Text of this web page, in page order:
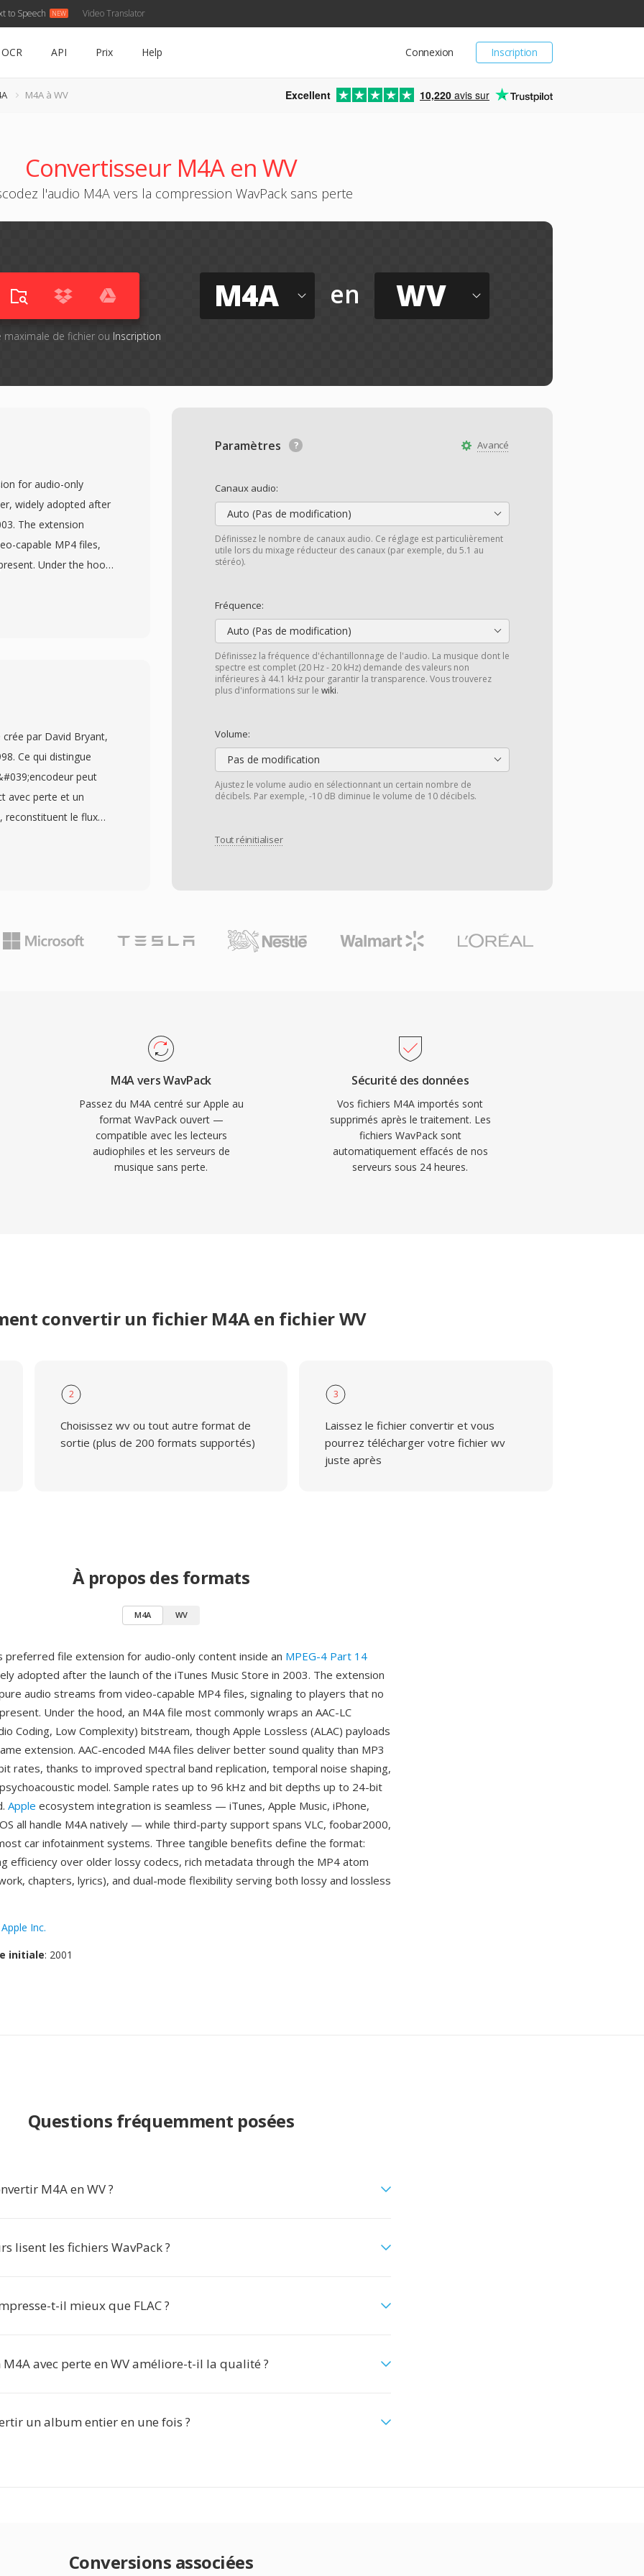
to Speech Video Translator
Inscription
Connexion
OCR API Prix Help
M4A à WV Excellent 10,220 avis sur
Convertisseur M4A en WV
l'audio M4A vers la compression WavPack sans perte
maximale de fichier ou Inscription
M4A en WV
Avancé
Paramètres
Canaux audio:
Auto (Pas de modification)
Définissez le nombre de canaux audio. Ce réglage est particulièrement
utile lors du mixage réducteur des canaux (par exemple, du 5.1 au
stéréo).
Fréquence:
Auto (Pas de modification)
Définissez la fréquence d'échantillonnage de l'audio. La musique dont le
spectre est complet (20 Hz - 20 kHz) demande des valeurs non
inférieures à 44.1 kHz pour garantir la transparence. Vous trouverez
plus d'informations sur le wiki.
Volume:
Pas de modification
Ajustez le volume audio en sélectionnant un certain nombre de
décibels. Par exemple, -10 dB diminue le volume de 10 décibels.
Tout réinitialiser
for audio-only
widely adopted after
The extension
capable MP4 files,
Under the hood,
(Advanced Audio
Apple
— while third-
and most car
define the format:
rich metadata
lyrics), and
workflows.
par David Bryant,
Ce qui distingue
peut
avec perte et un
reconstituent le flux
la portabilité né
DSD, que
taux de compression
ulterieures
le matériel moderne.
licence BSD et a
et de nombreux
chargé dès
feuilles de reperage
les besoins
M4A vers WavPack
Passez du M4A centré sur Apple au
format WavPack ouvert —
compatible avec les lecteurs
audiophiles et les serveurs de
musique sans perte.
Sécurité des données
Vos fichiers M4A importés sont
supprimés après le traitement. Les
fichiers WavPack sont
automatiquement effacés de nos
serveurs sous 24 heures.
convertir un fichier M4A en fichier WV
2
Choisissez wv ou tout autre format de
sortie (plus de 200 formats supportés)
3
Laissez le fichier convertir et vous
pourrez télécharger votre fichier wv
juste après
À propos des formats
M4A WV
preferred file extension for audio-only content inside an MPEG-4 Part 14
adopted after the launch of the iTunes Music Store in 2003. The extension
audio streams from video-capable MP4 files, signaling to players that no
Under the hood, an M4A file most commonly wraps an AAC-LC
Coding, Low Complexity) bitstream, though Apple Lossless (ALAC) payloads
extension. AAC-encoded M4A files deliver better sound quality than MP3
rates, thanks to improved spectral band replication, temporal noise shaping,
model. Sample rates up to 96 kHz and bit depths up to 24-bit
Apple ecosystem integration is seamless — iTunes, Apple Music, iPhone,
all handle M4A natively — while third-party support spans VLC, foobar2000,
car infotainment systems. Three tangible benefits define the format:
efficiency over older lossy codecs, rich metadata through the MP4 atom
chapters, lyrics), and dual-mode flexibility serving both lossy and lossless
Apple Inc.
initiale: 2001
Questions fréquemment posées
M4A en WV ?
lisent les fichiers WavPack ?
t-il mieux que FLAC ?
avec perte en WV améliore-t-il la qualité ?
un album entier en une fois ?
Conversions associées